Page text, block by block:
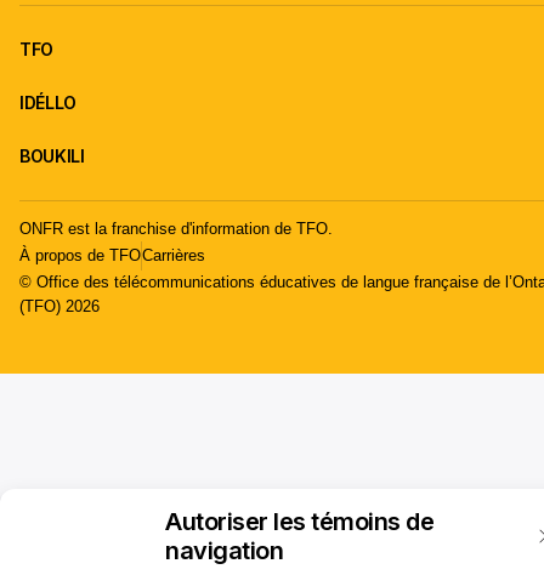
Autoriser les témoins de
navigation
TFO
IDÉLLO
BOUKILI
ONFR est la franchise d'information de TFO.
À propos de TFOCarrières
© Office des télécommunications éducatives de langue française de
(TFO) 2026